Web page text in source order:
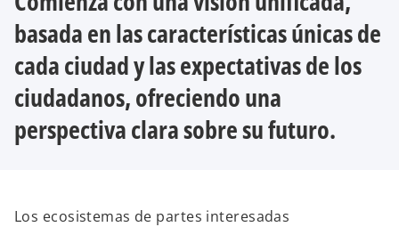
basada en las características únicas de
cada ciudad y las expectativas de los
ciudadanos, ofreciendo una
perspectiva clara sobre su futuro.
Los ecosistemas de partes interesadas